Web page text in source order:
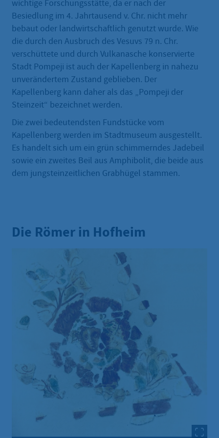
wichtige Forschungsstätte, da er nach der
Besiedlung im 4. Jahrtausend v. Chr. nicht mehr
bebaut oder landwirtschaftlich genutzt wurde. Wie
die durch den Ausbruch des Vesuvs 79 n. Chr.
verschüttete und durch Vulkanasche konservierte
Stadt Pompeji ist auch der Kapellenberg in nahezu
unverändertem Zustand geblieben. Der
Kapellenberg kann daher als das „Pompeji der
Steinzeit“ bezeichnet werden.
Die zwei bedeutendsten Fundstücke vom
Kapellenberg werden im Stadtmuseum ausgestellt.
Es handelt sich um ein grün schimmerndes Jadebeil
sowie ein zweites Beil aus Amphibolit, die beide aus
dem jungsteinzeitlichen Grabhügel stammen.
Die Römer in Hofheim